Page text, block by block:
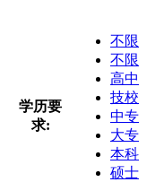
学历要
求:
不限
不限
高中
技校
中专
大专
本科
硕士